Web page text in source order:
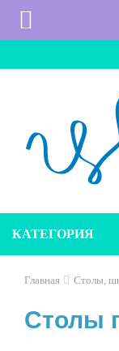
КАТЕГОРИЯ
Главная Столы,
Столы